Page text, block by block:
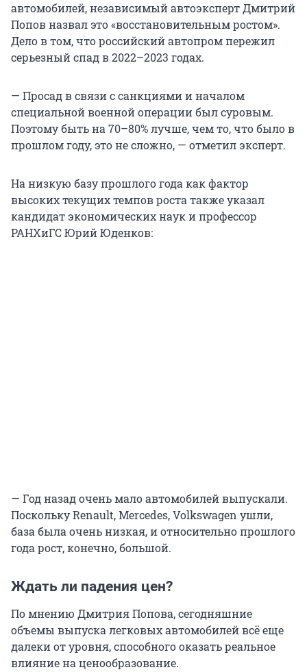
автомобилей, независимый автоэксперт Дмитрий
Попов назвал это «восстановительным ростом».
Дело в том, что российский автопром пережил
серьезный спад в 2022–2023 годах.
— Просад в связи с санкциями и началом
специальной военной операции был суровым.
Поэтому быть на 70–80% лучше, чем то, что было в
прошлом году, это не сложно, — отметил эксперт.
На низкую базу прошлого года как фактор
высоких текущих темпов роста также указал
кандидат экономических наук и профессор
РАНХиГС Юрий Юденков:
— Год назад очень мало автомобилей выпускали.
Поскольку Renault, Mercedes, Volkswagen ушли,
база была очень низкая, и относительно прошлого
года рост, конечно, большой.
Ждать ли падения цен?
По мнению Дмитрия Попова, сегодняшние
объемы выпуска легковых автомобилей всё еще
далеки от уровня, способного оказать реальное
влияние на ценообразование.